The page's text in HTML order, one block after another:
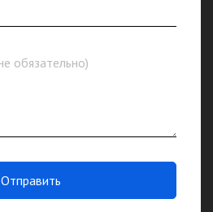
Отправить